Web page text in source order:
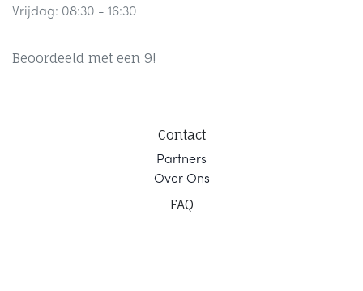
Vrijdag: 08:30 - 16:30
Beoordeeld met een 9!
Contact
Partners
Over Ons
FAQ